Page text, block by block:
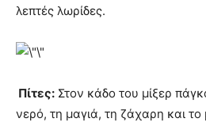
λεπτές λωρίδες.
Πίτες: Στον κάδο του μίξερ
νερό, τη μαγιά, τη ζάχαρη και το